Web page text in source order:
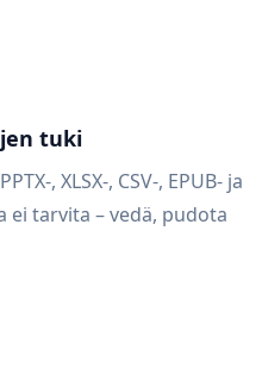
tuki
, XLSX-, CSV-, EPUB- ja
ei tarvita – vedä, pudota